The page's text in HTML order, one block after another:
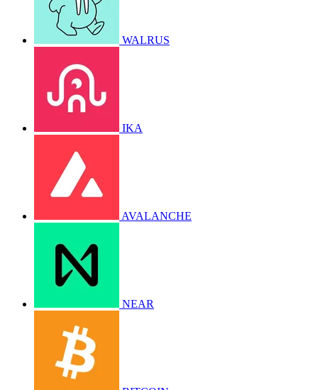
WALRUS
IKA
AVALANCHE
NEAR